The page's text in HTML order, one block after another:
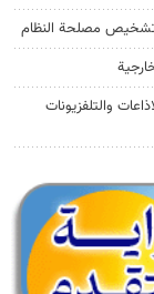
مصلحة النظام
والتلفزيونات